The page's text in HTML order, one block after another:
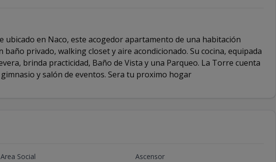
ubicado en Naco, este acogedor apartamento de una habitación
privado, walking closet y aire acondicionado. Su cocina, equipada
brinda practicidad, Baño de Vista y una Parqueo. La Torre cuenta
y salón de eventos. Sera tu proximo hogar
Area Social
Ascensor